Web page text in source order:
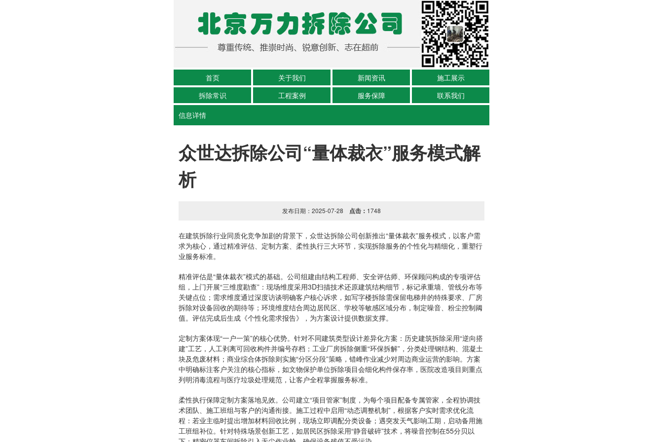
首页 关于我们 新闻资讯
施工展示
拆除常识
工程案例 服务保障
联系我们
信息详情
众世达拆除公司“量体裁衣”服务模式解
析
发布日期：2025-07-28 点击： 1748
在建筑拆除行业同质化竞争加剧的背景下，众世达拆除公司创新推出“量体裁衣”服务模式，以客户需
求为核心，通过精准评估、定制方案、柔性执行三大环节，实现拆除服务的个性化与精细化，重塑行
业服务标准。
精准评估是“量体裁衣”模式的基础。公司组建由结构工程师、安全评估师、环保顾问构成的专项评估
组，上门开展“三维度勘查”：现场维度采用3D扫描技术还原建筑结构细节，标记承重墙、管线分布等
关键点位；需求维度通过深度访谈明确客户核心诉求，如写字楼拆除需保留电梯井的特殊要求、厂房
拆除对设备回收的期待等；环境维度结合周边居民区、学校等敏感区域分布，制定噪音、粉尘控制阈
值。评估完成后生成《个性化需求报告》，为方案设计提供数据支撑。
定制方案体现“一户一策”的核心优势。针对不同建筑类型设计差异化方案：历史建筑拆除采用“逆向搭
建”工艺，人工剥离可回收构件并编号存档；工业厂房拆除侧重“环保拆解”，分类处理钢结构、混凝土
块及危废材料；商业综合体拆除则实施“分区分段”策略，错峰作业减少对周边商业运营的影响。方案
中明确标注客户关注的核心指标，如文物保护单位拆除项目会细化构件保存率，医院改造项目则重点
列明消毒流程与医疗垃圾处理规范，让客户全程掌握服务标准。
柔性执行保障定制方案落地见效。公司建立“项目管家”制度，为每个项目配备专属管家，全程协调技
术团队、施工班组与客户的沟通衔接。施工过程中启用“动态调整机制”，根据客户实时需求优化流
程：若业主临时提出增加材料回收比例，现场立即调配分类设备；遇突发天气影响工期，启动备用施
工班组补位。针对特殊场景创新工艺，如居民区拆除采用“静音破碎”技术，将噪音控制在55分贝以